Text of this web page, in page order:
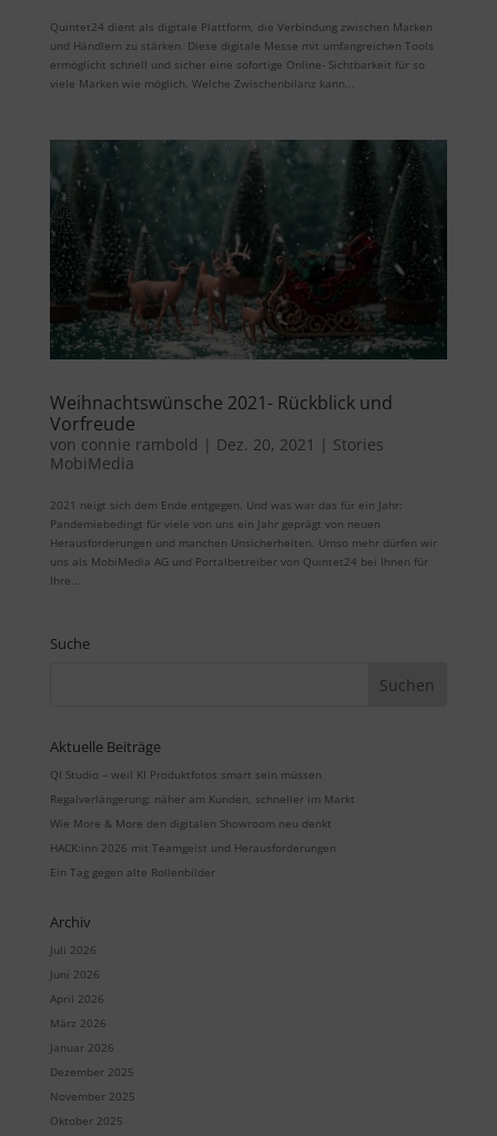
Quintet24 dient als digitale Plattform, die Verbindung zwischen Marken
und Händlern zu stärken. Diese digitale Messe mit umfangreichen Tools
ermöglicht schnell und sicher eine sofortige Online- Sichtbarkeit für so
viele Marken wie möglich. Welche Zwischenbilanz kann...
Weihnachtswünsche 2021- Rückblick und
Vorfreude
von connie rambold | Dez. 20, 2021 | Stories
MobiMedia
2021 neigt sich dem Ende entgegen. Und was war das für ein Jahr:
Pandemiebedingt für viele von uns ein Jahr geprägt von neuen
Herausforderungen und manchen Unsicherheiten. Umso mehr dürfen wir
uns als MobiMedia AG und Portalbetreiber von Quintet24 bei Ihnen für
Ihre...
Suche
Aktuelle Beiträge
QI Studio – weil KI Produktfotos smart sein müssen
Regalverlängerung: näher am Kunden, schneller im Markt
Wie More & More den digitalen Showroom neu denkt
HACK:inn 2026 mit Teamgeist und Herausforderungen
Ein Tag gegen alte Rollenbilder
Archiv
Juli 2026
Juni 2026
April 2026
März 2026
Januar 2026
Dezember 2025
November 2025
Oktober 2025